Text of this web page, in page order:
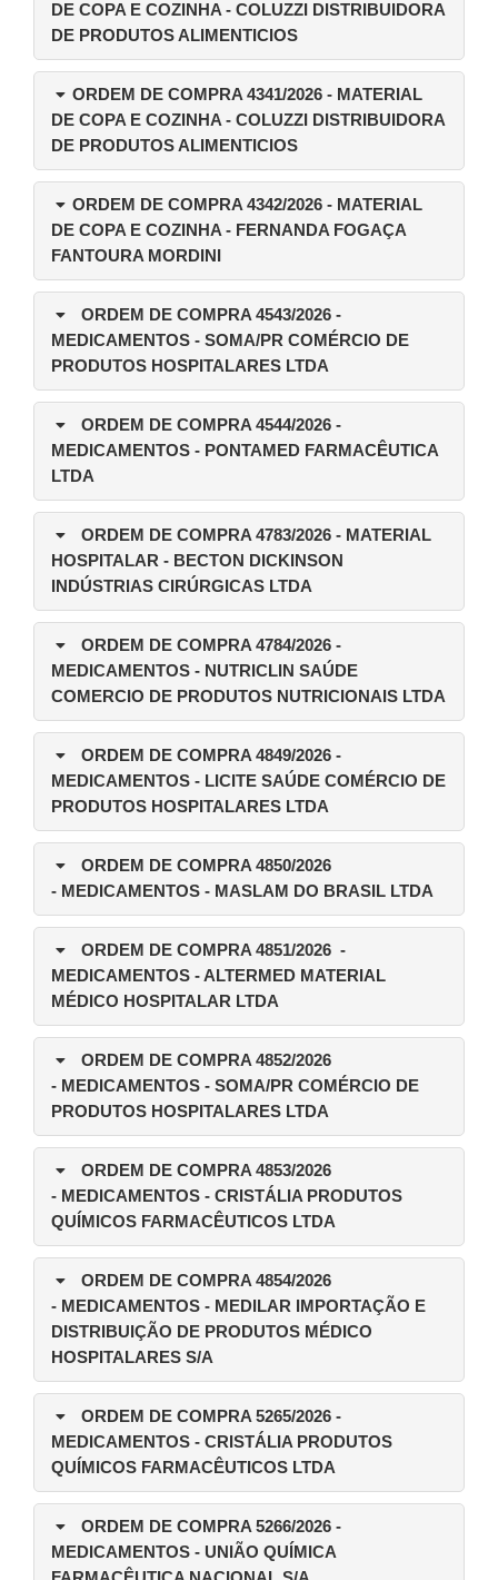
DE COPA E COZINHA - COLUZZI DISTRIBUIDORA
DE PRODUTOS ALIMENTICIOS
ORDEM DE COMPRA 4341/2026 - MATERIAL
DE COPA E COZINHA - COLUZZI DISTRIBUIDORA
DE PRODUTOS ALIMENTICIOS
ORDEM DE COMPRA 4342/2026 - MATERIAL
DE COPA E COZINHA - FERNANDA FOGAÇA
FANTOURA MORDINI
ORDEM DE COMPRA 4543/2026 -
MEDICAMENTOS - SOMA/PR COMÉRCIO DE
PRODUTOS HOSPITALARES LTDA
ORDEM DE COMPRA 4544/2026 -
MEDICAMENTOS - PONTAMED FARMACÊUTICA
LTDA
ORDEM DE COMPRA 4783/2026 - MATERIAL
HOSPITALAR - BECTON DICKINSON
INDÚSTRIAS CIRÚRGICAS LTDA
ORDEM DE COMPRA 4784/2026 -
MEDICAMENTOS - NUTRICLIN SAÚDE
COMERCIO DE PRODUTOS NUTRICIONAIS LTDA
ORDEM DE COMPRA 4849/2026 -
MEDICAMENTOS - LICITE SAÚDE COMÉRCIO DE
PRODUTOS HOSPITALARES LTDA
ORDEM DE COMPRA 4850/2026
- MEDICAMENTOS - MASLAM DO BRASIL LTDA
ORDEM DE COMPRA 4851/2026 -
MEDICAMENTOS - ALTERMED MATERIAL
MÉDICO HOSPITALAR LTDA
ORDEM DE COMPRA 4852/2026
- MEDICAMENTOS - SOMA/PR COMÉRCIO DE
PRODUTOS HOSPITALARES LTDA
ORDEM DE COMPRA 4853/2026
- MEDICAMENTOS - CRISTÁLIA PRODUTOS
QUÍMICOS FARMACÊUTICOS LTDA
ORDEM DE COMPRA 4854/2026
- MEDICAMENTOS - MEDILAR IMPORTAÇÃO E
DISTRIBUIÇÃO DE PRODUTOS MÉDICO
HOSPITALARES S/A
ORDEM DE COMPRA 5265/2026 -
MEDICAMENTOS - CRISTÁLIA PRODUTOS
QUÍMICOS FARMACÊUTICOS LTDA
ORDEM DE COMPRA 5266/2026 -
MEDICAMENTOS - UNIÃO QUÍMICA